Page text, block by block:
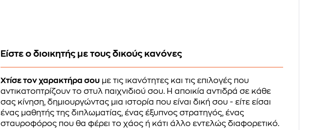
Είστε ο διοικητής με τους δικούς κανόνες
Χτίσε τον χαρακτήρα σου με τις ικανότητες και τις επιλογές που
αντικατοπτρίζουν το στυλ παιχνιδιού σου. Η αποικία αντιδρά σε κάθε
σας κίνηση, δημιουργώντας μια ιστορία που είναι δική σου - είτε είσαι
ένας μαθητής της διπλωματίας, ένας έξυπνος στρατηγός, ένας
σταυροφόρος που θα φέρει το χάος ή κάτι άλλο εντελώς διαφορετικό.